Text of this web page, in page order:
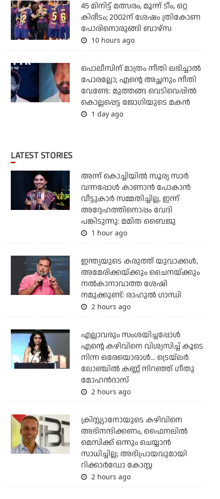
45 മിനിട്ട് മത്സരം, മൂന്ന് ടീം, ഒറ്റ
കിരീടം; 2002ന് ശേഷം ത്രികോണ
പോരിനൊരുങ്ങി ബാഴ്‌സ
10 hours ago
പൊലീസിന് മാത്രം നീതി ലഭിച്ചാല്‍
പോരല്ലോ; എന്റെ അച്ഛനും നീതി
വേണ്ടേ: മുത്തങ്ങ വെടിവെപ്പില്‍
കൊല്ലപ്പെട്ട ജോഗിയുടെ മകന്‍
1 day ago
LATEST STORIES
അന്ന് കൊച്ചിയില്‍ സൂര്യ സാര്‍
വന്നപ്പോള്‍ കാണാന്‍ പോകാന്‍
വീട്ടുകാര്‍ സമ്മതിച്ചില്ല, ഇന്ന്
അദ്ദേഹത്തിനൊപ്പം വേദി
പങ്കിടുന്നു: മമിത ബൈജു
1 hour ago
ഇന്ത്യയുടെ കരുത്ത് യുവാക്കള്‍,
അമേരിക്കയ്ക്കും ചൈനയ്ക്കും
നല്‍കാനാവാത്ത ശേഷി
നമുക്കുണ്ട്: രാഹുല്‍ ഗാന്ധി
2 hours ago
എല്ലാവരും സംശയിച്ചപ്പോള്‍
എന്റെ കഴിവിനെ വിശ്വസിച്ച് കൂടെ
നിന്ന ഒരേയൊരാള്‍... ട്രെയ്‌ലര്‍
ലോഞ്ചില്‍ കണ്ണ് നിറഞ്ഞ് ഗീതു
മോഹന്‍ദാസ്
2 hours ago
ക്രിസ്റ്റ്യാനോയുടെ കഴിവിനെ
അഭിനന്ദിക്കണം, ഫൈനലില്‍
മെസിക്ക് ഒന്നും ചെയ്യാന്‍
സാധിച്ചില്ല; അഭിപ്രായവുമായി
റിക്കാര്‍ഡോ കോസ്റ്റ
2 hours ago